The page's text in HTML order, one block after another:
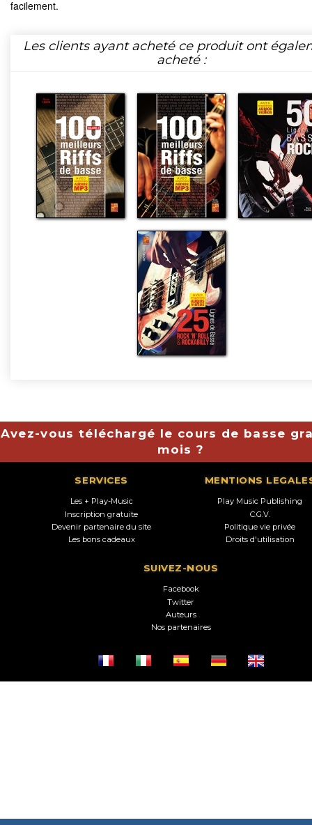
facilement.
Les clients ayant acheté ce produit ont
acheté :
Avez-vous téléchargé le cours de basse
mois ?
SERVICES
Les + Play-Music
Inscription gratuite
Devenir partenaire du site
Les bons cadeaux
MENTIONS
Play Music Publishing
C.G.V.
Politique vie privée
Droits d'utilisation
SUIVEZ-NOUS
Facebook
Twitter
Auteurs
Nos partenaires